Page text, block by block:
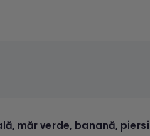
măr verde, banană,